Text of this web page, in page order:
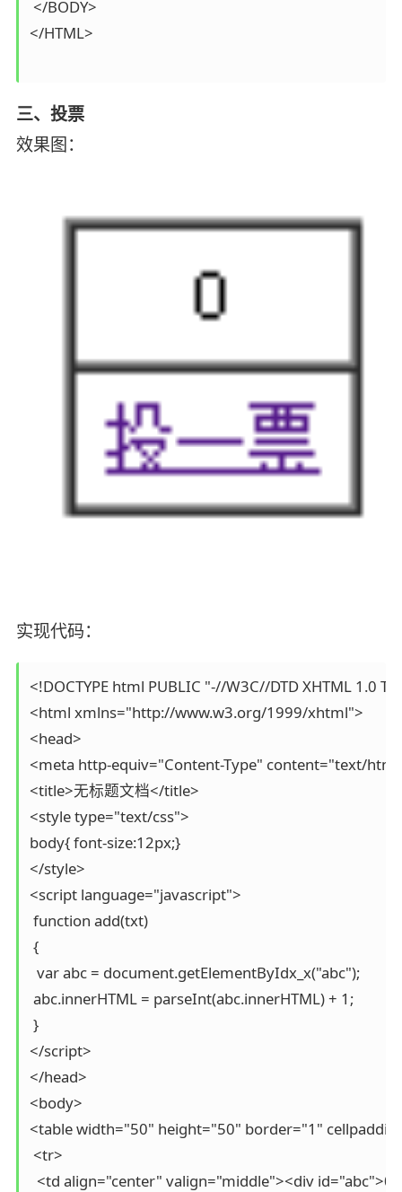
</BODY>
</HTML>
三、投票
效果图：
实现代码：
<!DOCTYPE html PUBLIC "-//W3C//DTD XHTML
<html xmlns="http://www.w3.org/1999/xhtml">
<head>
<meta http-equiv="Content-Type" content="text/
<title>无标题文档</title>
<style type="text/css">
body{ font-size:12px;}
</style>
<script language="javascript">
function add(txt)
{
  var abc = document.getElementByIdx_x("abc");
abc.innerHTML = parseInt(abc.innerHTML) + 1;
}
</script>
</head>
<body>
<table width="50" height="50" border="1"
<tr>
<td align="center" valign="middle"><div